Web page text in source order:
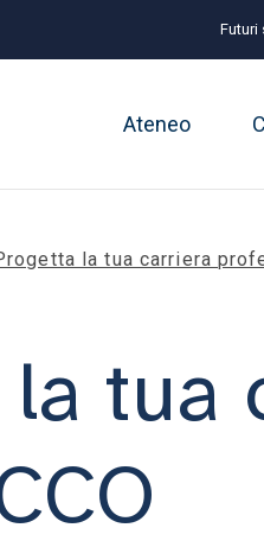
Futuri
Ateneo
la tua carriera
tua